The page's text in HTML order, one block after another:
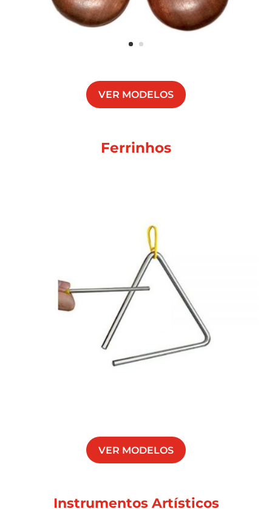
VER MODELOS
Ferrinhos
VER MODELOS
Instrumentos Artísticos